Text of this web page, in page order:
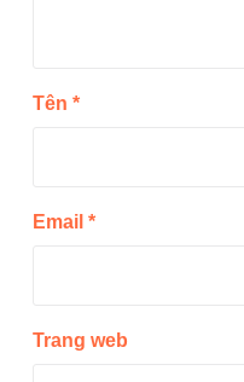
Tên *
Email *
Trang web